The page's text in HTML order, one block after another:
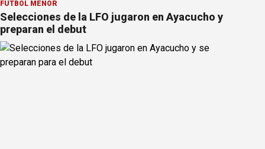
FÚTBOL MENOR
Selecciones de la LFO jugaron en Ayacucho y
preparan el debut